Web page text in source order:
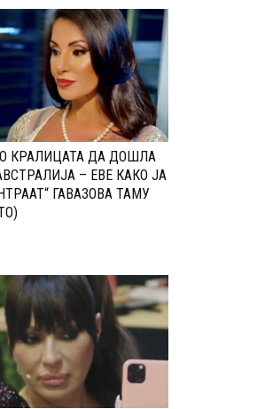
КРАЛИЦАТА ДА ДОШЛА
– ЕВЕ КАКО ЈА
ГАВАЗОВА ТАМУ